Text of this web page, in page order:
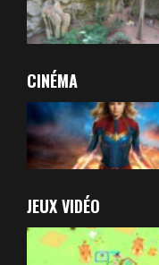
CINÉMA
JEUX VIDÉO